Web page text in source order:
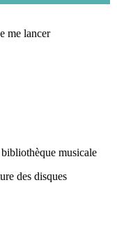
me lancer
musicale
des disques